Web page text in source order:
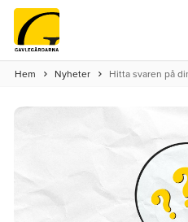
Hem Nyheter Hitta svaren på